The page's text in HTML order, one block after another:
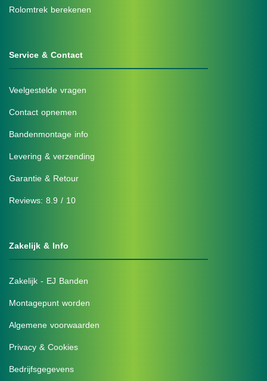
Rolomtrek berekenen
Service & Contact
Veelgestelde vragen
Contact opnemen
Bandenmontage info
Levering & verzending
Garantie & Retour
Reviews: 8.9 / 10
Zakelijk & Info
Zakelijk - EJ Banden
Montagepunt worden
Algemene voorwaarden
Privacy & Cookies
Bedrijfsgegevens